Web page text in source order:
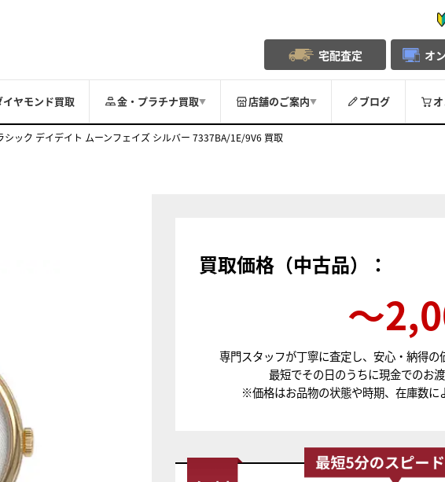
宅配査定 オ
イヤモンド買取 金・プラチナ買取▼ 店舗のご案内▼ ブログ
シック デイデイト ムーンフェイズ シルバー 7337BA/1E/9V6 買取
買取価格（中古品）：
〜
専門スタッフが丁寧に査定し、安心・納得の
最短でその日のうちに現金でのお渡
※価格はお品物の状態や時期、在庫数に